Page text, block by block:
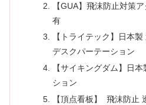
【GUA】飛沫防止対策
有
【トライテック】日本
デスクパーテーション
【サイキングダム】日
ション
【頂点看板】 飛沫防止